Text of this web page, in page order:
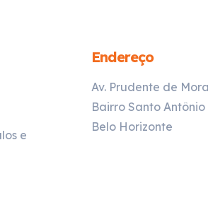
e
Endereço
Av. Prudente de
Bairro Santo Antônio
Belo Horizonte